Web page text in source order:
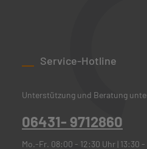
Service-Hotline
Unterstützung und Beratung
06431- 9712860
Mo.-Fr. 08:00 - 12:30 Uhr | 13:30